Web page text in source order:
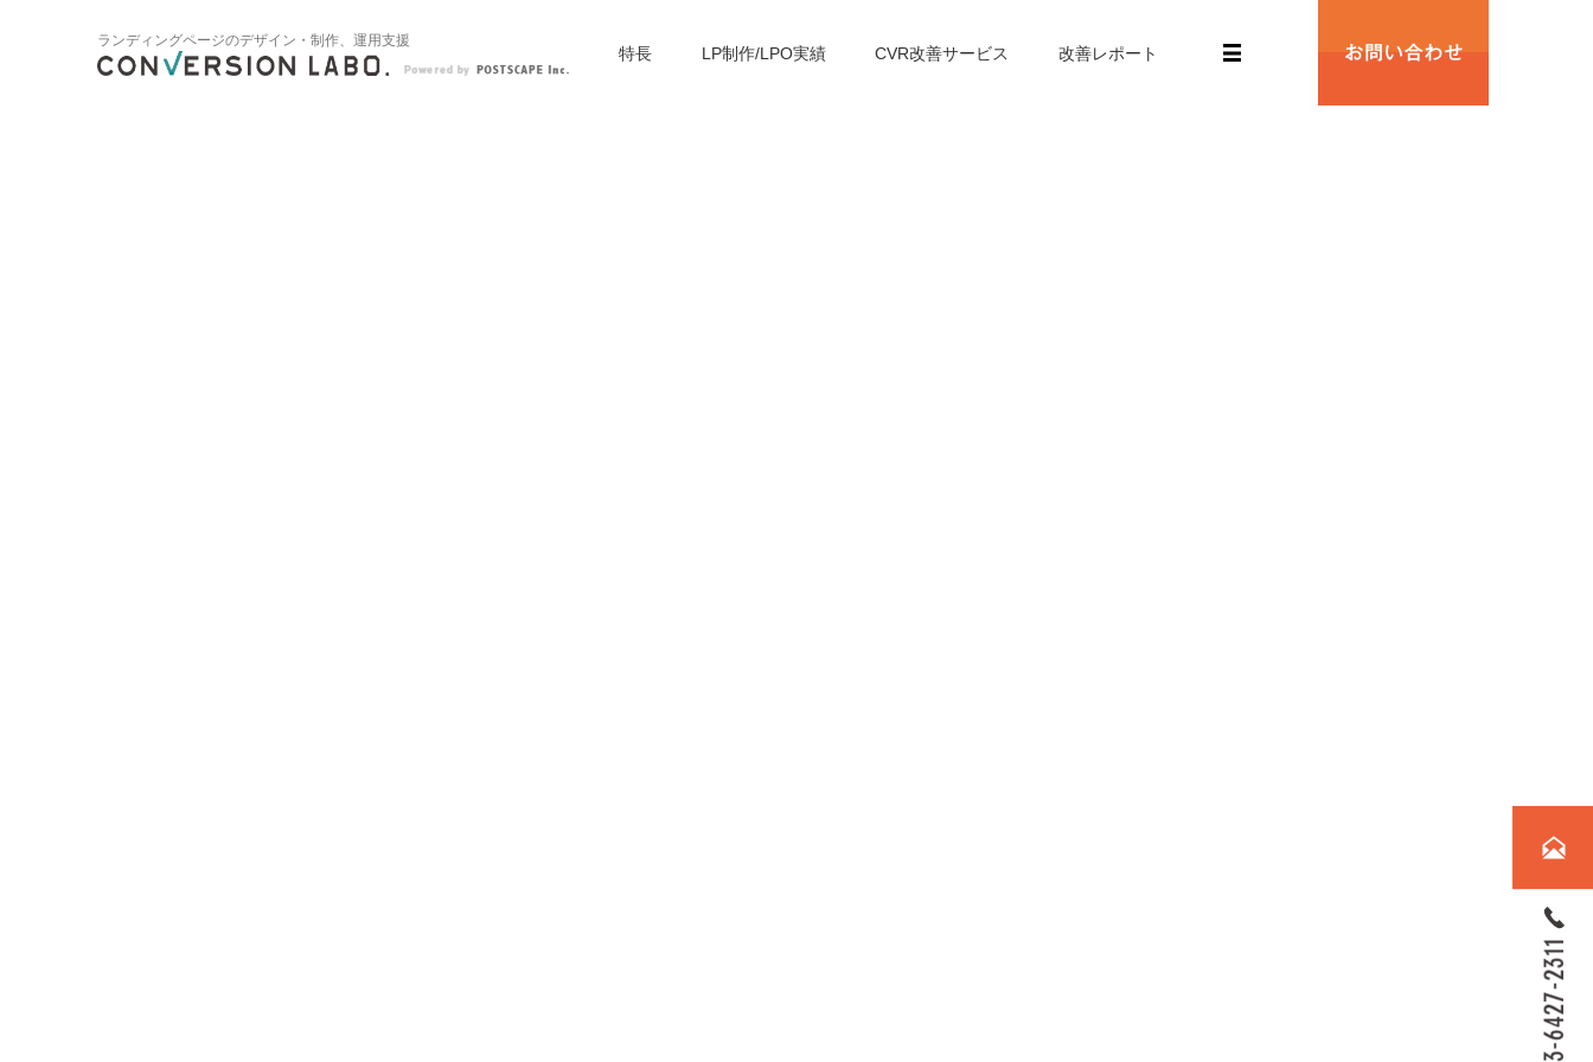
ランディングページのデザイン・制作、運用支援
特長 LP制作/LPO実績 CVR改善サービス 改善レポート